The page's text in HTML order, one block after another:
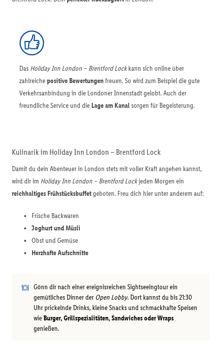
Das Holiday Inn London – Brentford Lockkann sich online über
zahlreichepositive Bewertungenfreuen. So wird zum Beispiel die gute
Verkehrsanbindung in die Londoner Innenstadt gelobt. Auch der
freundliche Service und die Lage am Kanalsorgen für Begeisterung.
Kulinarik im Holiday Inn London – Brentford Lock
Damit du dein Abenteuer in London stets mit voller Kraft angehen kannst,
wird dir im Holiday Inn London – Brentford Lockjeden Morgen ein
reichhaltiges Frühstücksbuffetgeboten. Freu dich hier unter anderem auf:
Frische Backwaren
Joghurt und Müsli
Obst und Gemüse
Herzhafte Aufschnitte
Gönn dir nach einer ereignisreichen Sightseeingtour ein
gemütliches Dinner der Open Lobby. Dort kannst du bis 21:30
Uhr prickelnde Drinks, kleine Snacks und schmackhafte Speisen
wieBurger, Grillspezialitäten, Sandwiches oder Wraps
genießen.